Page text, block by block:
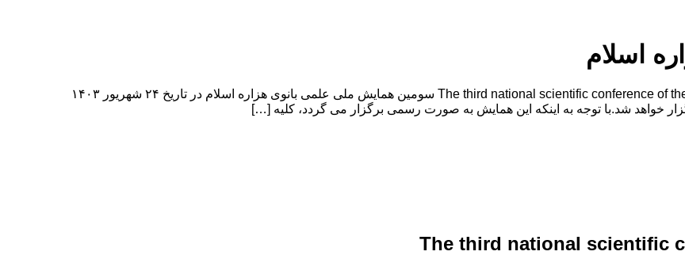
اسلام
سومین همایش ملی علمی بانوی هزاره اسلام The third national scientific conference of the Islamic Millennium Lady سومین همایش ملی علمی بانوی هزاره اسلام در تاریخ ۲۴ شهریور ۱۴۰۳
خواهد شد.با توجه به اینکه این همایش به صورت رسمی برگزار می گردد، کلیه […]
The third national scientific